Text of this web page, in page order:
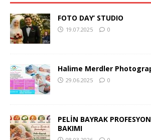
FOTO DAY’ STUDIO
19.07.2025 0
Halime Merdler
29.06.2025 0
PELİN BAYRAK
BAKIMI